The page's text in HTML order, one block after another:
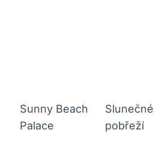
Sunny Beach
Palace
Slunečné
pobřeží